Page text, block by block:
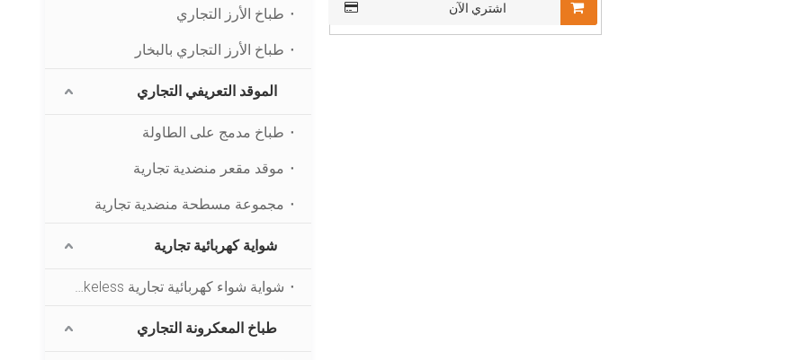
طباخ الأرز التجاري
طباخ الأرز التجاري بالبخار
الموقد التعريفي التجاري
طباخ مدمج على الطاولة
موقد مقعر منضدية تجارية
مجموعة مسطحة منضدية تجارية
شواية كهربائية تجارية
شواية شواء كهربائية تجارية Somkeless
طباخ المعكرونة التجاري
اشتري الآن